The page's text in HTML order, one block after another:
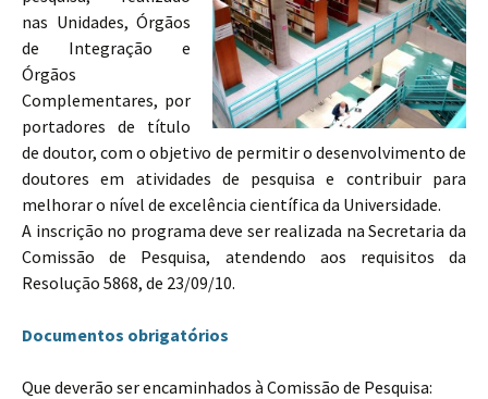
nas Unidades, Órgãos
de Integração e
Órgãos
Complementares, por
portadores de título
de doutor, com o objetivo de permitir o desenvolvimento de
doutores em atividades de pesquisa e contribuir para
melhorar o nível de excelência científica da Universidade.
A inscrição no programa deve ser realizada na Secretaria da
Comissão de Pesquisa, atendendo aos requisitos da
Resolução 5868, de 23/09/10.
Documentos obrigatórios
Que deverão ser encaminhados à Comissão de Pesquisa: